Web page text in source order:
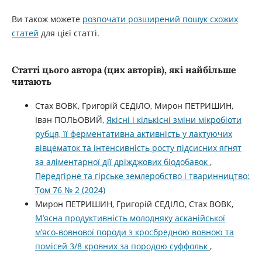
Ви також можете розпочати розширений пошук схожих
статей для цієї статті.
Статті цього автора (цих авторів), які найбільше
читають
Стах ВОВК, Григорій СЕДІЛО, Мирон ПЕТРИШИН,
Іван ПОЛЬОВИЙ, Якісні і кількісні зміни мікробіоти
рубця, її ферментативна активність у лактуючих
вівцематок та інтенсивність росту підсисних ягнят
за аліментарної дії дріжджових біодобавок ,
Передгірне та гірське землеробство і тваринництво:
Том 76 № 2 (2024)
Мирон ПЕТРИШИН, Григорій СЕДІЛО, Стах ВОВК,
М’ясна продуктивність молодняку асканійської
м’ясо-вовнової породи з кросбредною вовною та
помісей 3/8 кровних за породою суффольк ,